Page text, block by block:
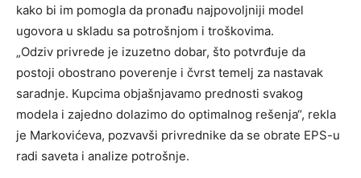
kako bi im pomogla da pronađu najpovoljniji model
ugovora u skladu sa potrošnjom i troškovima.
„Odziv privrede je izuzetno dobar, što potvrđuje da
postoji obostrano poverenje i čvrst temelj za nastavak
saradnje. Kupcima objašnjavamo prednosti svakog
modela i zajedno dolazimo do optimalnog rešenja“, rekla
je Markovićeva, pozvavši privrednike da se obrate EPS-u
radi saveta i analize potrošnje.